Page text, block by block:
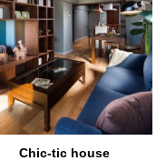
Chic-tic house